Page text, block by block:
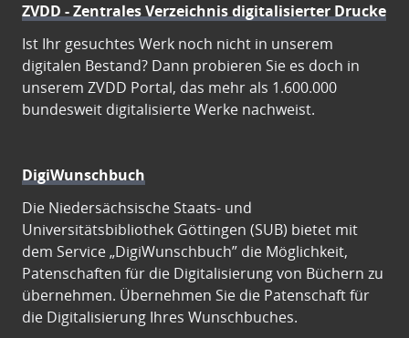
ZVDD - Zentrales Verzeichnis digitalisierter Drucke
Ist Ihr gesuchtes Werk noch nicht in unserem
digitalen Bestand? Dann probieren Sie es doch in
unserem ZVDD Portal, das mehr als 1.600.000
bundesweit digitalisierte Werke nachweist.
DigiWunschbuch
Die Niedersächsische Staats- und
Universitätsbibliothek Göttingen (SUB) bietet mit
dem Service „DigiWunschbuch” die Möglichkeit,
Patenschaften für die Digitalisierung von Büchern zu
übernehmen. Übernehmen Sie die Patenschaft für
die Digitalisierung Ihres Wunschbuches.